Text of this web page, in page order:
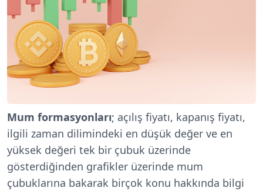
Mum formasyonları; açılış fiyatı, kapanış fiyatı,
ilgili zaman dilimindeki en düşük değer ve en
yüksek değeri tek bir çubuk üzerinde
gösterdiğinden grafikler üzerinde mum
çubuklarına bakarak birçok konu hakkında bilgi